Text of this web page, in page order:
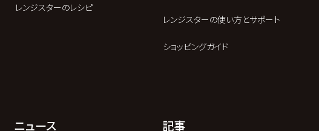
レンジスターのレシピ
レンジスターの使い方とサポート
ショッピングガイド
ニュース 記事